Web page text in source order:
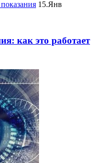
15.Янв
как это работает